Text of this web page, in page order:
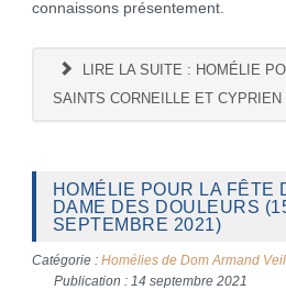
connaissons présentement.
LIRE LA SUITE : HOMÉLIE
SAINTS CORNEILLE ET
HOMÉLIE POUR LA FÊTE
DAME DES DOULEURS
SEPTEMBRE 2021)
Catégorie : Homélies de Dom Armand
Publication : 14 septembre 2021